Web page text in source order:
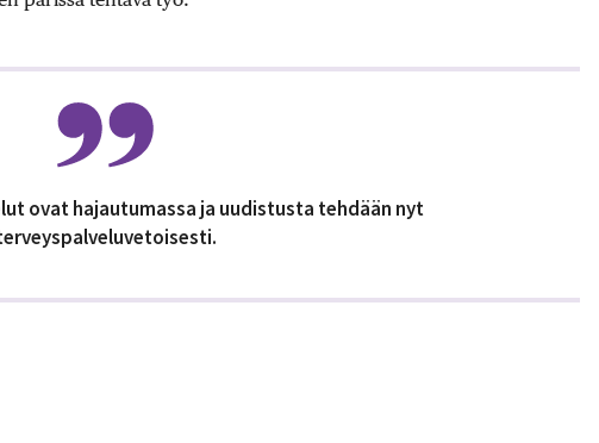
ovat hajautumassa ja uudistusta tehdään nyt